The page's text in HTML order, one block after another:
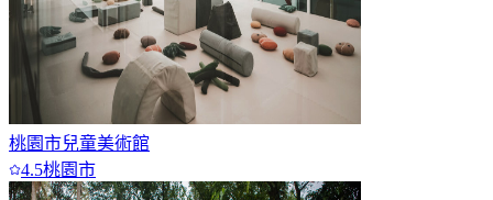
桃園市兒童美術館
4.5桃園市